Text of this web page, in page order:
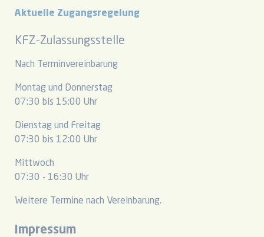
Aktuelle Zugangsregelung
KFZ-Zulassungsstelle
Nach Terminvereinbarung
Montag und Donnerstag
07:30 bis 15:00 Uhr
Dienstag und Freitag
07:30 bis 12:00 Uhr
Mittwoch
07:30 - 16:30 Uhr
Weitere Termine nach Vereinbarung.
Impressum